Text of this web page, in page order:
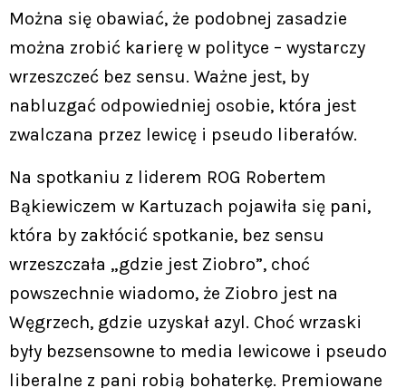
Można się obawiać, że podobnej zasadzie
można zrobić karierę w polityce – wystarczy
wrzeszczeć bez sensu. Ważne jest, by
nabluzgać odpowiedniej osobie, która jest
zwalczana przez lewicę i pseudo liberałów.
Na spotkaniu z liderem ROG Robertem
Bąkiewiczem w Kartuzach pojawiła się pani,
która by zakłócić spotkanie, bez sensu
wrzeszczała „gdzie jest Ziobro”, choć
powszechnie wiadomo, że Ziobro jest na
Węgrzech, gdzie uzyskał azyl. Choć wrzaski
były bezsensowne to media lewicowe i pseudo
liberalne z pani robią bohaterkę. Premiowane